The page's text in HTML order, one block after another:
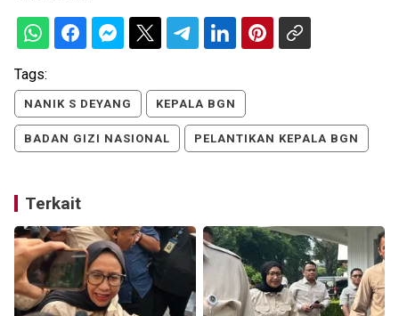
Tags:
NANIK S DEYANG KEPALA BGN
BADAN GIZI NASIONAL PELANTIKAN KEPALA BGN
Terkait